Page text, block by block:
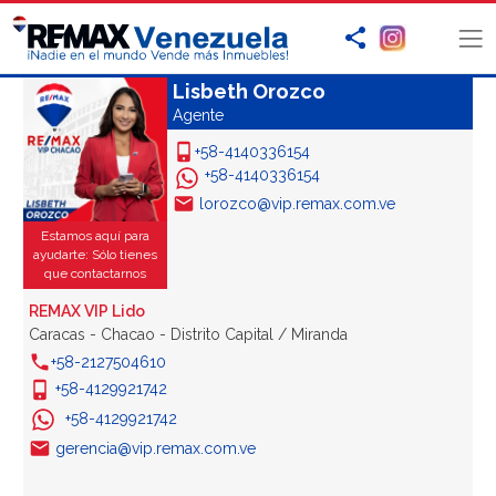
Estamos aquí para
ayudarte: Sólo tienes
que contactarnos
Lisbeth Orozco
Agente
+58-4140336154
+58-4140336154
lorozco@vip.remax.com.ve
REMAX VIP Lido
Caracas - Chacao - Distrito Capital / Miranda
+58-2127504610
+58-4129921742
+58-4129921742
gerencia@vip.remax.com.ve